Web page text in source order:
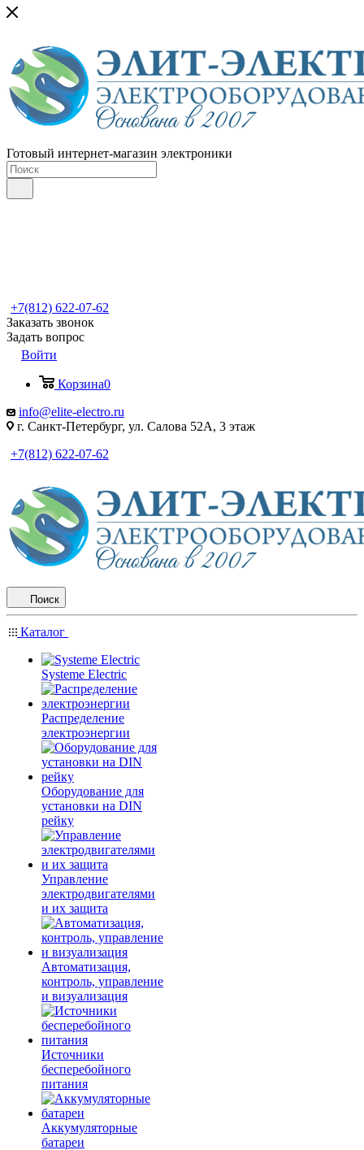
Готовый интернет-магазин электроники
+7(812) 622-07-62
Заказать звонок
Задать вопрос
Войти
Корзина0
info@elite-electro.ru
г. Санкт-Петербург, ул. Салова 52А, 3 этаж
+7(812) 622-07-62
Поиск
Каталог
Systeme Electric
Распределение
электроэнергии
Оборудование для
установки на DIN
рейку
Управление
электродвигателями
и их защита
Автоматизация,
контроль, управление
и визуализация
Источники
бесперебойного
питания
Аккумуляторные
батареи